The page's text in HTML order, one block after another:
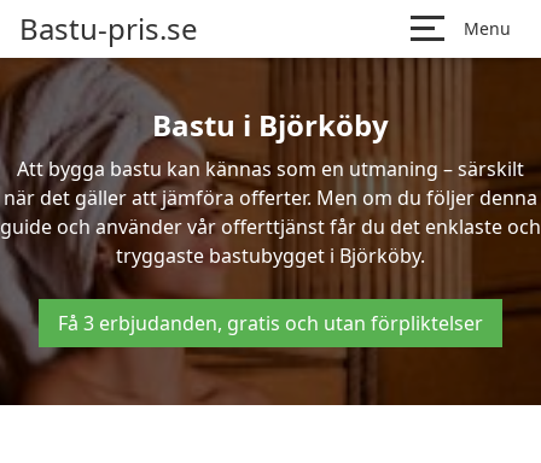
Bastu-pris.se Menu
Bastu i Björköby
Att bygga bastu kan kännas som en utmaning – särskilt
när det gäller att jämföra offerter. Men om du följer denna
guide och använder vår offerttjänst får du det enklaste och
tryggaste bastubygget i Björköby.
Få 3 erbjudanden, gratis och utan förpliktelser